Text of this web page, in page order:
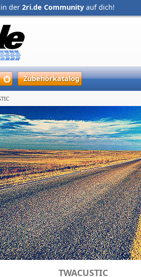
der 2ri.de Community auf dich!
Zubehörkatalog
TWACUSTIC